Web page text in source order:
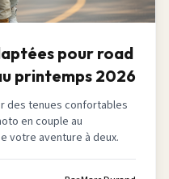
pour road
printemps 2026
des tenues confortables
en couple au
votre aventure à deux.